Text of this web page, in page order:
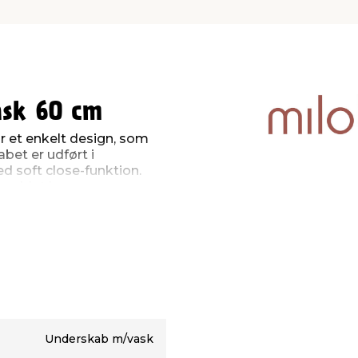
60 cm
et enkelt design, som
er udført i
soft close-funktion.
Underskab m/vask